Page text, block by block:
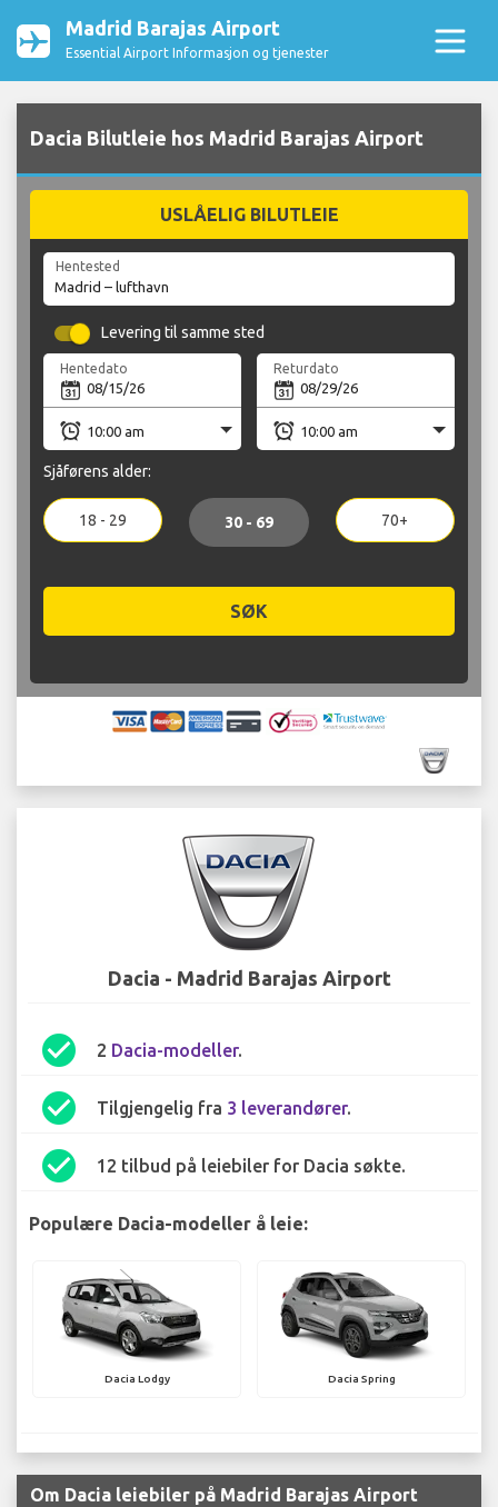
Madrid Barajas Airport
Essential Airport Informasjon og tjenester
Dacia Bilutleie hos Madrid Barajas Airport
USLÅELIG BILUTLEIE
Hentested
Levering til samme sted
Hentedato Returdato
Sjåførens alder:
18 - 29 30 - 69 70+
SØK
Dacia - Madrid Barajas Airport
check_circle 2 Dacia-modeller.
check_circle Tilgjengelig fra 3 leverandører.
check_circle 12 tilbud på leiebiler for Dacia søkte.
Populære Dacia-modeller å leie:
Dacia Lodgy Dacia Spring
Om Dacia leiebiler på Madrid Barajas Airport